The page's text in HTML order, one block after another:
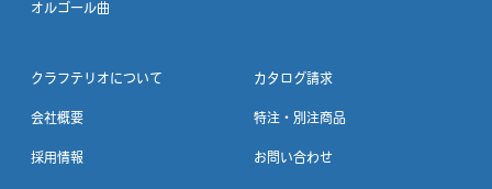
オルゴール曲
クラフテリオについて
会社概要
採用情報
カタログ請求
特注・別注商品
お問い合わせ